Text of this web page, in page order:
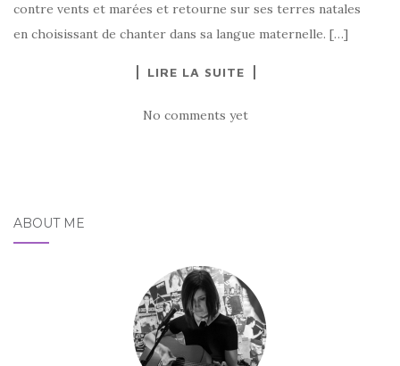
contre vents et marées et retourne sur ses terres natales
en choisissant de chanter dans sa langue maternelle. […]
LIRE LA SUITE
No comments yet
ABOUT ME